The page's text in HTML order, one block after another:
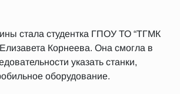
стала студентка ГПОУ ТО “ТГМК
Корнеева. Она смогла в
указать станки,
оборудование.